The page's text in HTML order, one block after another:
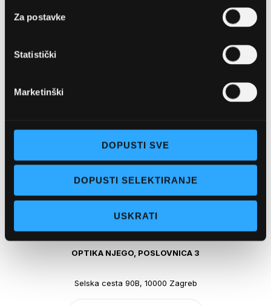
Za postavke
Statistički
Marketinški
DOPUSTI SVE
DOPUSTI SELEKTIRANJE
USKRATI
Pon - pet: 07 - 21h,
Sub: 07-21h
webshop@optikanjego.hr
OPTIKA NJEGO, POSLOVNICA 3
Selska cesta 90B, 10000 Zagreb